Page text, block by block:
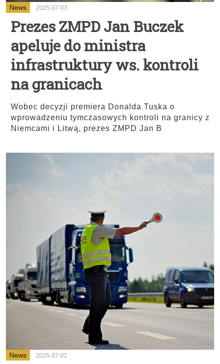
News 2025-07-03
Prezes ZMPD Jan Buczek
apeluje do ministra
infrastruktury ws. kontroli
na granicach
Wobec decyzji premiera Donalda Tuska o
wprowadzeniu tymczasowych kontroli na granicy z
Niemcami i Litwą, prezes ZMPD Jan B
News 2025-07-02